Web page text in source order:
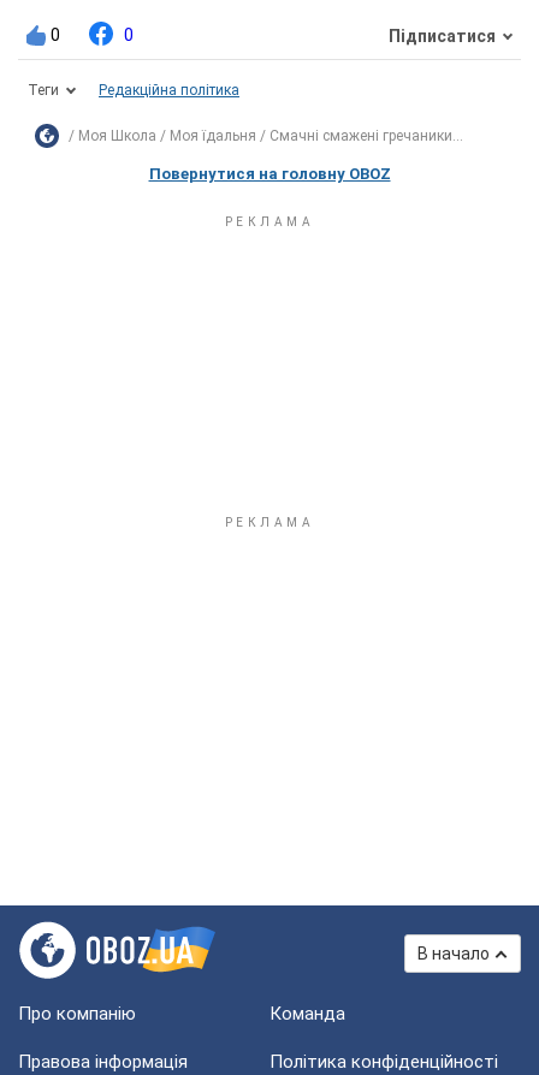
0 0 Підписатися
Теги Редакційна політика
Моя Школа Моя їдальня Смачні смажені гречаники...
Повернутися на головну OBOZ
В начало
Про компанію Команда
Правова інформація Політика конфіденційності